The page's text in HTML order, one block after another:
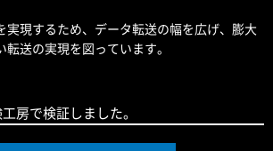
実現するため、データ転送の幅を広げ、膨大
送の実現を図っています。
房で検証しました。